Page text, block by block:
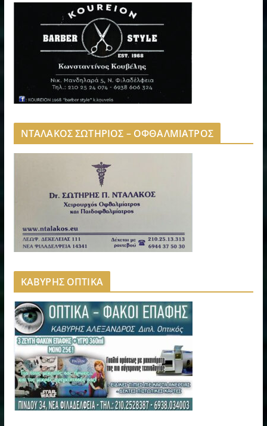
ΝΤΑΛΑΚΟΣ ΣΩΤΗΡΙΟΣ – ΟΦΘΑΛΜΙΑΤΡΟΣ
ΚΑΒΥΡΗΣ ΟΠΤΙΚΑ